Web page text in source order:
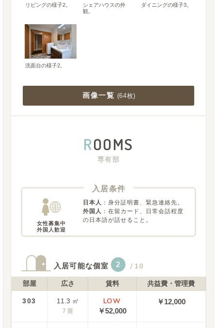
リビングの様子2。
シェアハウスの外
観。
ダイニングの様子3。
洗面台の様子2。
画像一覧 (64枚)
ROOMS
専有部
入居条件
女性募集中
外国人歓迎
日本人 ： 身分証明書、緊急連絡先。
外国人 ： 在留カード、日常会話程度
の日本語が話せること。
入居可能な個室 2 / 10
部屋 広さ 賃料 共益費・管理費
303 11.3 ㎡
7 畳
LOW
￥52,000
￥12,000